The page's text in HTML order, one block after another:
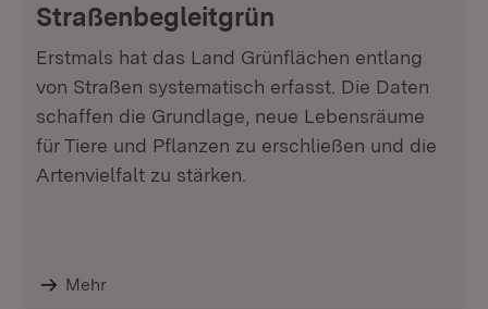
Straßenbegleitgrün
Erstmals hat das Land Grünflächen entlang
von Straßen systematisch erfasst. Die Daten
schaffen die Grundlage, neue Lebensräume
für Tiere und Pflanzen zu erschließen und die
Artenvielfalt zu stärken.
Mehr